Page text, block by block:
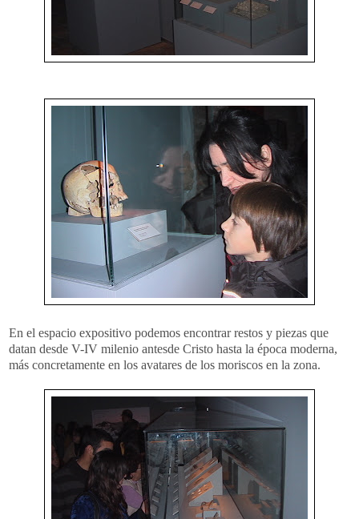
En el espacio expositivo podemos encontrar restos y piezas que
datan desde V-IV milenio antesde Cristo hasta la época moderna,
más concretamente en los avatares de los moriscos en la zona.